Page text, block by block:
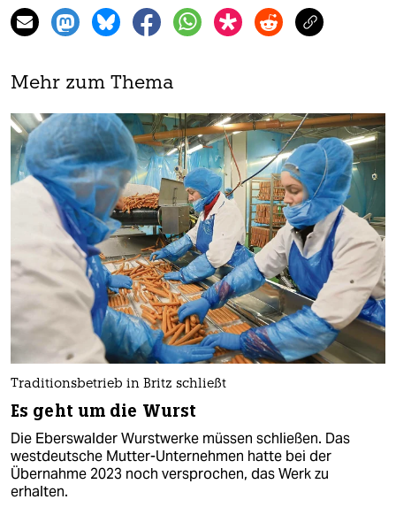
Mehr zum Thema
Traditionsbetrieb in Britz schließt
Es geht um die Wurst
Die Eberswalder Wurstwerke müssen schließen. Das
westdeutsche Mutter-Unternehmen hatte bei der
Übernahme 2023 noch versprochen, das Werk zu
erhalten.